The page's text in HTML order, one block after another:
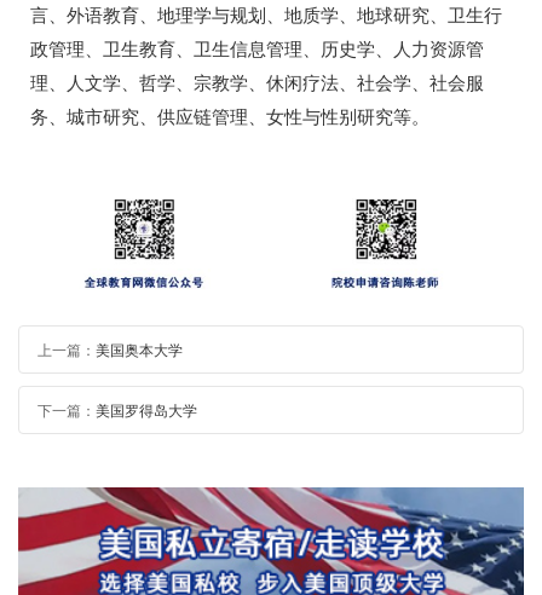
言、外语教育、地理学与规划、地质学、地球研究、卫生行
政管理、卫生教育、卫生信息管理、历史学、人力资源管
理、人文学、哲学、宗教学、休闲疗法、社会学、社会服
务、城市研究、供应链管理、女性与性别研究等。
上一篇： 美国奥本大学
下一篇： 美国罗得岛大学